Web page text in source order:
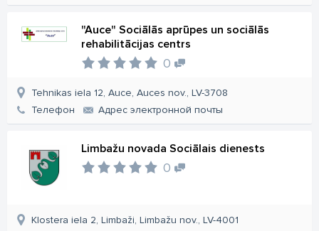
"Auce" Sociālās aprūpes un sociālās
rehabilitācijas centrs
0
Tehnikas iela 12, Auce, Auces nov., LV-3708
Телефон
Aдрес электронной почты
Limbažu novada Sociālais dienests
0
Klostera iela 2, Limbaži, Limbažu nov., LV-4001